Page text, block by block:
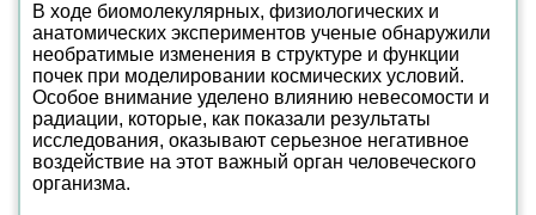
В ходе биомолекулярных, физиологических и
анатомических экспериментов ученые обнаружили
необратимые изменения в структуре и функции
почек при моделировании космических условий.
Особое внимание уделено влиянию невесомости и
радиации, которые, как показали результаты
исследования, оказывают серьезное негативное
воздействие на этот важный орган человеческого
организма.